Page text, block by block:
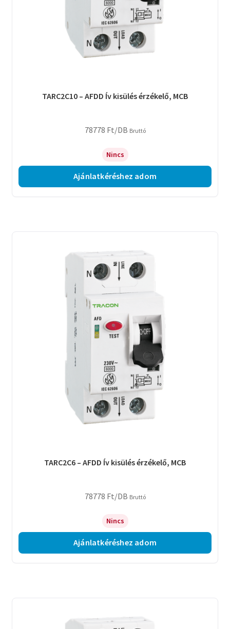
TARC2C10 – AFDD Ív kisülés érzékelő, MCB
78778 Ft/DB Bruttó
Nincs
Ajánlatkéréshez adom
TARC2C6 – AFDD Ív kisülés érzékelő, MCB
78778 Ft/DB Bruttó
Nincs
Ajánlatkéréshez adom